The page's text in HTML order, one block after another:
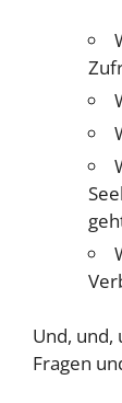
Und, und,
Fragen